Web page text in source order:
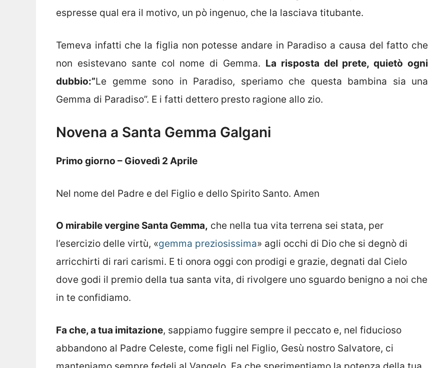
espresse qual era il motivo, un pò ingenuo, che la lasciava titubante.
Temeva infatti che la figlia non potesse andare in Paradiso a causa del fatto che
non esistevano sante col nome di Gemma. La risposta del prete, quietò ogni
dubbio:”Le gemme sono in Paradiso, speriamo che questa bambina sia una
Gemma di Paradiso”. E i fatti dettero presto ragione allo zio.
Novena a Santa Gemma Galgani
Primo giorno – Giovedì 2 Aprile
Nel nome del Padre e del Figlio e dello Spirito Santo. Amen
O mirabile vergine Santa Gemma, che nella tua vita terrena sei stata, per
l’esercizio delle virtù, «gemma preziosissima» agli occhi di Dio che si degnò di
arricchirti di rari carismi. E ti onora oggi con prodigi e grazie, degnati dal Cielo
dove godi il premio della tua santa vita, di rivolgere uno sguardo benigno a noi che
in te confidiamo.
Fa che, a tua imitazione, sappiamo fuggire sempre il peccato e, nel fiducioso
abbandono al Padre Celeste, come figli nel Figlio, Gesù nostro Salvatore, ci